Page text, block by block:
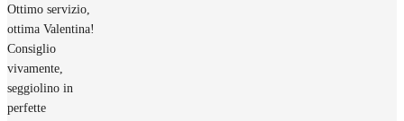
Ottimo servizio,
ottima Valentina!
Consiglio
vivamente,
seggiolino in
perfette